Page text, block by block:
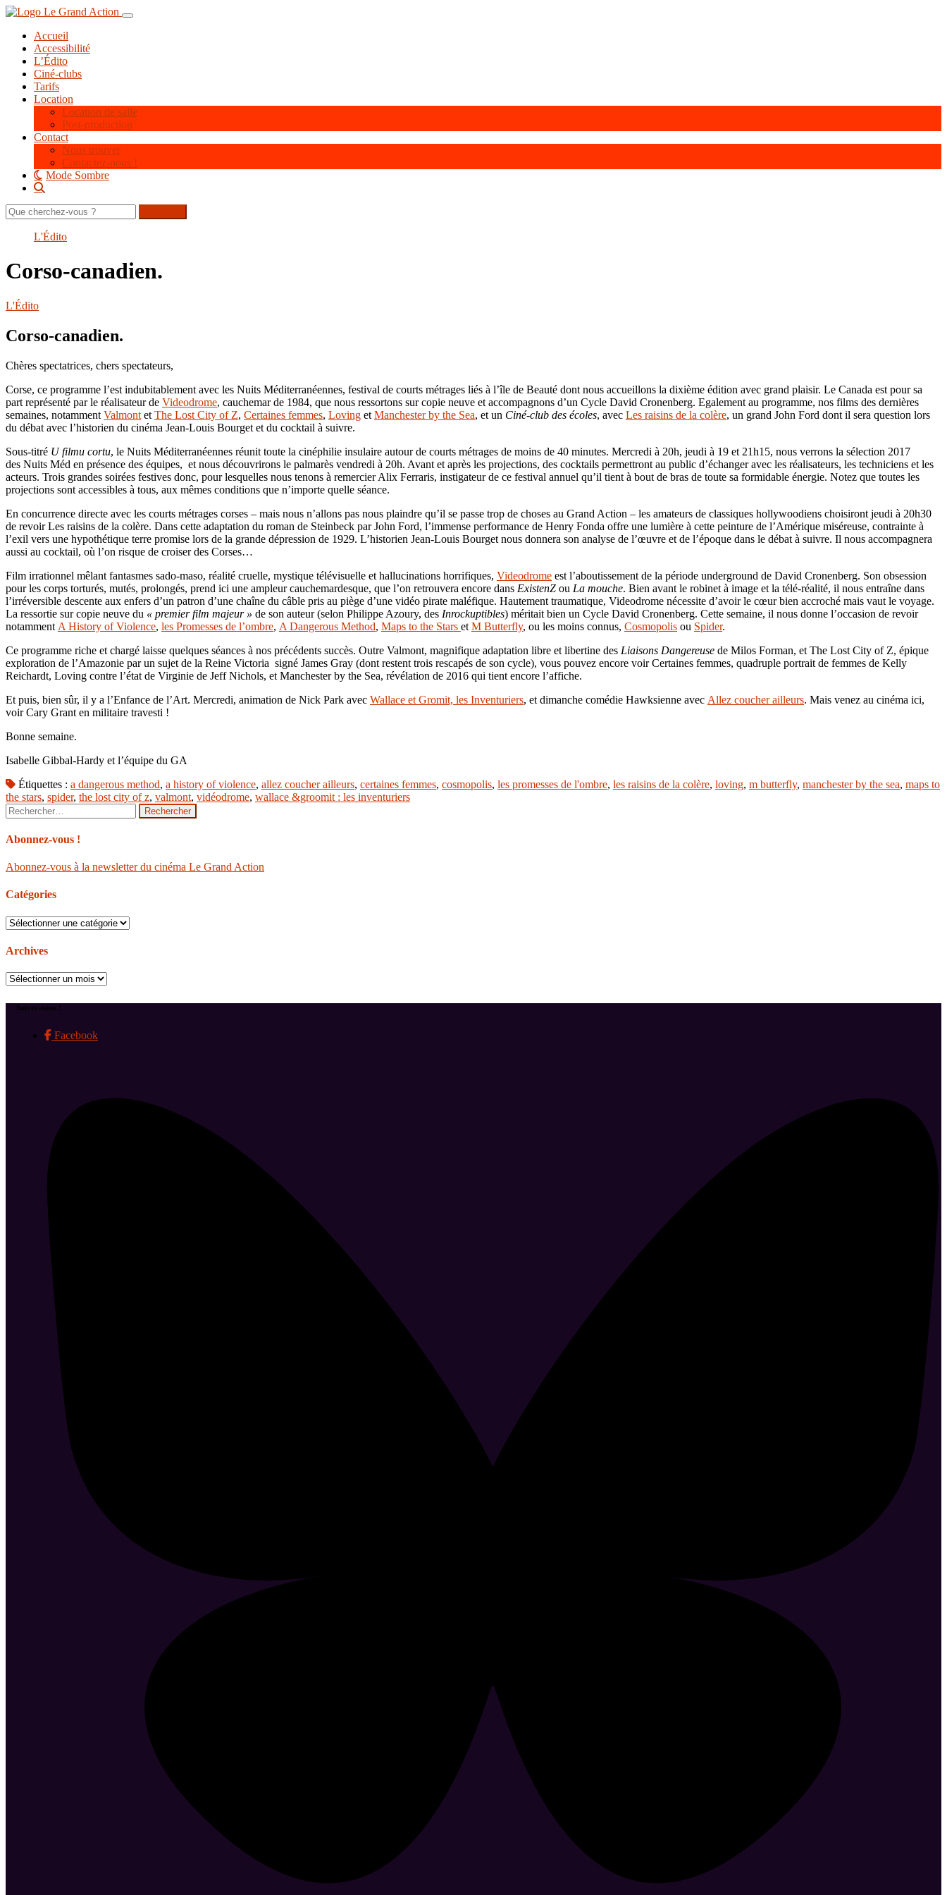
Aller
contenu
principal
Toggle navigation
Accueil
Accessibilité
L’Édito
Ciné-clubs
Tarifs
Location
Location de salle
Post-production
Contact
Nous trouver
Contactez-nous !
Mode Sombre
Rechercher
sur
L'Édito
Corso-canadien.
L'Édito
Corso-canadien.
Chères spectatrices, chers spectateurs,
Corse, ce programme l’est indubitablement avec les Nuits Méditerranéennes, festival de courts métrages liés à l’île de Beauté dont nous accueillons la dixième édition avec grand plaisir. Le Canada est pour sa
part représenté par le réalisateur de Videodrome, cauchemar de 1984, que nous ressortons sur copie neuve et accompagnons d’un Cycle David Cronenberg. Egalement au programme, nos films des dernières
semaines, notamment Valmont et The Lost City of Z, Certaines femmes, Loving et Manchester by the Sea, et un Ciné-club des écoles, avec Les raisins de la colère, un grand John Ford dont il sera question lors
du débat avec l’historien du cinéma Jean-Louis Bourget et du cocktail à suivre.
Sous-titré U filmu cortu, le Nuits Méditerranéennes réunit toute la cinéphilie insulaire autour de courts métrages de moins de 40 minutes. Mercredi à 20h, jeudi à 19 et 21h15, nous verrons la sélection 2017
des Nuits Méd en présence des équipes, et nous découvrirons le palmarès vendredi à 20h. Avant et après les projections, des cocktails permettront au public d’échanger avec les réalisateurs, les techniciens et les
acteurs. Trois grandes soirées festives donc, pour lesquelles nous tenons à remercier Alix Ferraris, instigateur de ce festival annuel qu’il tient à bout de bras de toute sa formidable énergie. Notez que toutes les
projections sont accessibles à tous, aux mêmes conditions que n’importe quelle séance.
En concurrence directe avec les courts métrages corses – mais nous n’allons pas nous plaindre qu’il se passe trop de choses au Grand Action – les amateurs de classiques hollywoodiens choisiront jeudi à 20h30
de revoir Les raisins de la colère. Dans cette adaptation du roman de Steinbeck par John Ford, l’immense performance de Henry Fonda offre une lumière à cette peinture de l’Amérique miséreuse, contrainte à
l’exil vers une hypothétique terre promise lors de la grande dépression de 1929. L’historien Jean-Louis Bourget nous donnera son analyse de l’œuvre et de l’époque dans le débat à suivre. Il nous accompagnera
aussi au cocktail, où l’on risque de croiser des Corses…
Film irrationnel mêlant fantasmes sado-maso, réalité cruelle, mystique télévisuelle et hallucinations horrifiques, Videodrome est l’aboutissement de la période underground de David Cronenberg. Son obsession
pour les corps torturés, mutés, prolongés, prend ici une ampleur cauchemardesque, que l’on retrouvera encore dans ExistenZ ou La mouche. Bien avant le robinet à image et la télé-réalité, il nous entraîne dans
l’irréversible descente aux enfers d’un patron d’une chaîne du câble pris au piège d’une vidéo pirate maléfique. Hautement traumatique, Videodrome nécessite d’avoir le cœur bien accroché mais vaut le voyage.
La ressortie sur copie neuve du « premier film majeur » de son auteur (selon Philippe Azoury, des Inrockuptibles) méritait bien un Cycle David Cronenberg. Cette semaine, il nous donne l’occasion de revoir
notamment A History of Violence, les Promesses de l’ombre, A Dangerous Method, Maps to the Stars et M Butterfly, ou les moins connus, Cosmopolis ou Spider.
Ce programme riche et chargé laisse quelques séances à nos précédents succès. Outre Valmont, magnifique adaptation libre et libertine des Liaisons Dangereuse de Milos Forman, et The Lost City of Z, épique
exploration de l’Amazonie par un sujet de la Reine Victoria signé James Gray (dont restent trois rescapés de son cycle), vous pouvez encore voir Certaines femmes, quadruple portrait de femmes de Kelly
Reichardt, Loving contre l’état de Virginie de Jeff Nichols, et Manchester by the Sea, révélation de 2016 qui tient encore l’affiche.
Et puis, bien sûr, il y a l’Enfance de l’Art. Mercredi, animation de Nick Park avec Wallace et Gromit, les Inventuriers, et dimanche comédie Hawksienne avec Allez coucher ailleurs. Mais venez au cinéma ici,
voir Cary Grant en militaire travesti !
Bonne semaine.
Isabelle Gibbal-Hardy et l’équipe du GA
Étiquettes : a dangerous method, a history of violence, allez coucher ailleurs, certaines femmes, cosmopolis, les promesses de l'ombre, les raisins de la colère, loving, m butterfly, manchester by the sea, maps to
the stars, spider, the lost city of z, valmont, vidéodrome, wallace &groomit : les inventuriers
Rechercher :
Abonnez-vous !
Abonnez-vous à la newsletter du cinéma Le Grand Action
Catégories
Catégories
Archives
Archives
Suivez-nous !
Facebook